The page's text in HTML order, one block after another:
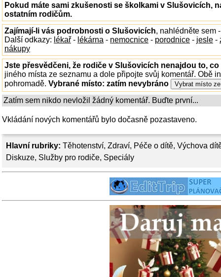
Hlavní rubriky: Těhotenství, Zdraví, Péče o dítě, Výchova
Diskuze, Služby pro rodiče, Speciály
Pokud máte sami zkušenosti se školkami v Slušovicích,
ostatním rodičům.
Zajímají-li vás podrobnosti o Slušovicích, nahlédněte sem
Další odkazy: lékař - lékárna - nemocnice - porodnice - jesle -
nákupy
Jste přesvědčeni, že rodiče v Slušovicích nenajdou to, co
jiného místa ze seznamu a dole připojte svůj komentář. Obě
pohromadě. Vybrané místo: zatím nevybráno
Zatím sem nikdo nevložil žádný komentář. Buďte první...
Vkládání nových komentářů bylo dočasně pozastaveno.